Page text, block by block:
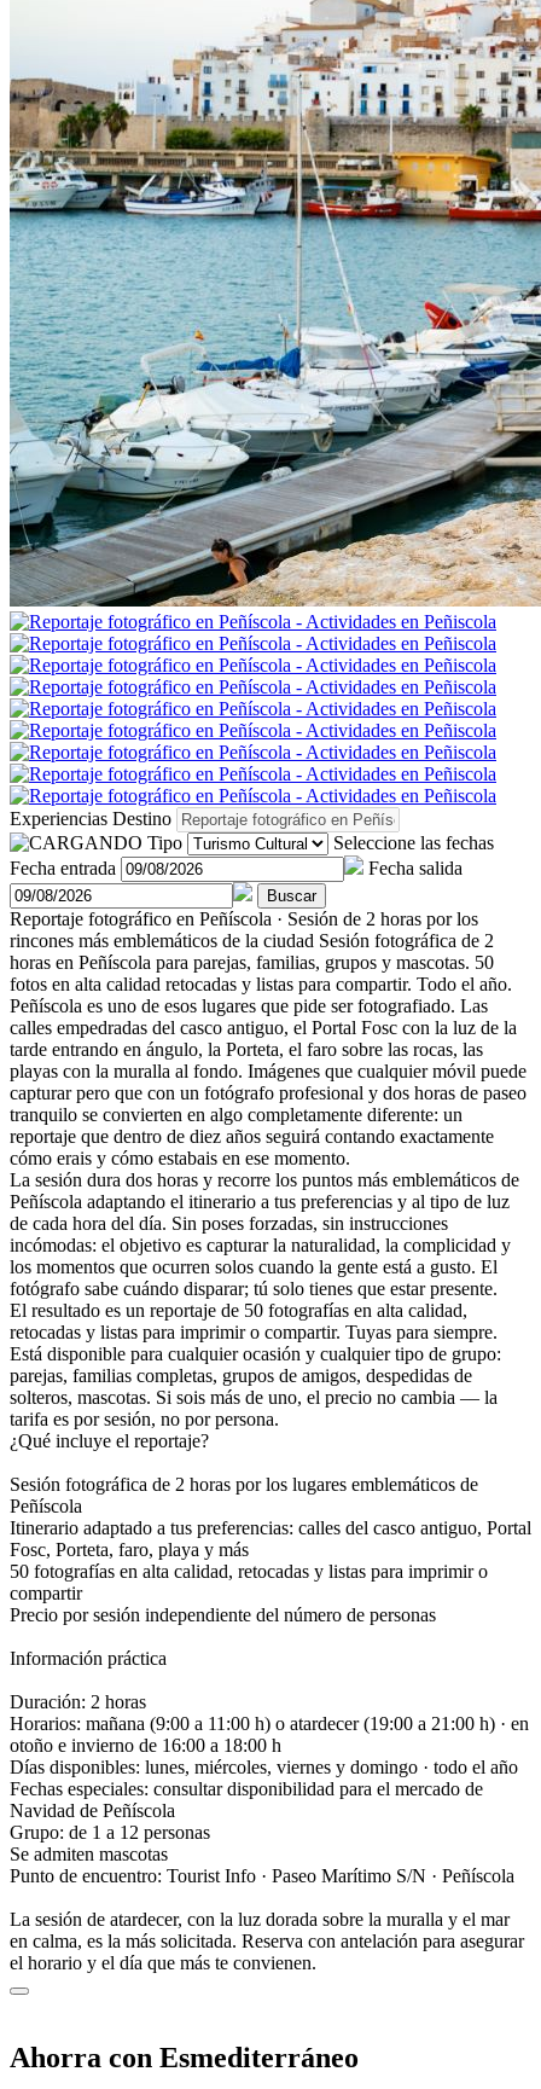
Experiencias Destino
Tipo
Seleccione las fechas
Fecha entrada
Fecha salida
Buscar
Reportaje fotográfico en Peñíscola · Sesión de 2 horas por los
rincones más emblemáticos de la ciudad Sesión fotográfica de 2
horas en Peñíscola para parejas, familias, grupos y mascotas. 50
fotos en alta calidad retocadas y listas para compartir. Todo el año.
Peñíscola es uno de esos lugares que pide ser fotografiado. Las
calles empedradas del casco antiguo, el Portal Fosc con la luz de la
tarde entrando en ángulo, la Porteta, el faro sobre las rocas, las
playas con la muralla al fondo. Imágenes que cualquier móvil puede
capturar pero que con un fotógrafo profesional y dos horas de paseo
tranquilo se convierten en algo completamente diferente: un
reportaje que dentro de diez años seguirá contando exactamente
cómo erais y cómo estabais en ese momento.
La sesión dura dos horas y recorre los puntos más emblemáticos de
Peñíscola adaptando el itinerario a tus preferencias y al tipo de luz
de cada hora del día. Sin poses forzadas, sin instrucciones
incómodas: el objetivo es capturar la naturalidad, la complicidad y
los momentos que ocurren solos cuando la gente está a gusto. El
fotógrafo sabe cuándo disparar; tú solo tienes que estar presente.
El resultado es un reportaje de 50 fotografías en alta calidad,
retocadas y listas para imprimir o compartir. Tuyas para siempre.
Está disponible para cualquier ocasión y cualquier tipo de grupo:
parejas, familias completas, grupos de amigos, despedidas de
solteros, mascotas. Si sois más de uno, el precio no cambia — la
tarifa es por sesión, no por persona.
¿Qué incluye el reportaje?
Sesión fotográfica de 2 horas por los lugares emblemáticos de
Peñíscola
Itinerario adaptado a tus preferencias: calles del casco antiguo, Portal
Fosc, Porteta, faro, playa y más
50 fotografías en alta calidad, retocadas y listas para imprimir o
compartir
Precio por sesión independiente del número de personas
Información práctica
Duración: 2 horas
Horarios: mañana (9:00 a 11:00 h) o atardecer (19:00 a 21:00 h) · en
otoño e invierno de 16:00 a 18:00 h
Días disponibles: lunes, miércoles, viernes y domingo · todo el año
Fechas especiales: consultar disponibilidad para el mercado de
Navidad de Peñíscola
Grupo: de 1 a 12 personas
Se admiten mascotas
Punto de encuentro: Tourist Info · Paseo Marítimo S/N · Peñíscola
La sesión de atardecer, con la luz dorada sobre la muralla y el mar
en calma, es la más solicitada. Reserva con antelación para asegurar
el horario y el día que más te convienen.
Ahorra con Esmediterráneo